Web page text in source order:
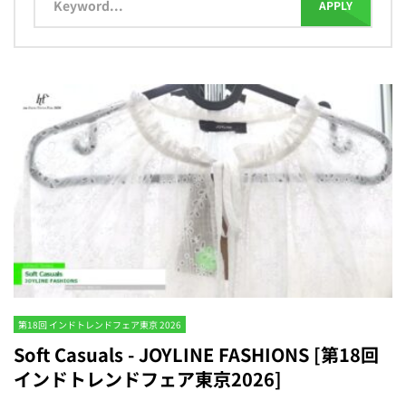
APPLY
第18回 インドトレンドフェア東京 2026
Soft Casuals - JOYLINE FASHIONS [第18回
インドトレンドフェア東京2026]